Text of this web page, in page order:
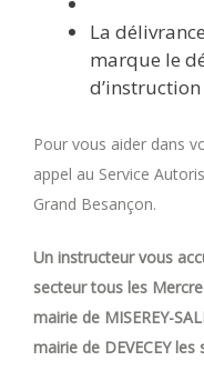
La
marque le
Pour vous aider dans
appel au Service
Grand Besançon.
Un instructeur vous
secteur tous les
mairie de MISEREY-
mairie de DEVECEY